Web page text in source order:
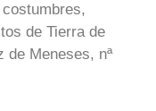
de Tierra de
de Meneses, nª